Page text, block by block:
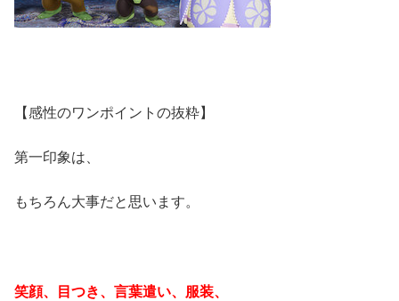
【感性のワンポイントの抜粋】
第一印象は、
もちろん大事だと思います。
笑顔、目つき、言葉遣い、服装、